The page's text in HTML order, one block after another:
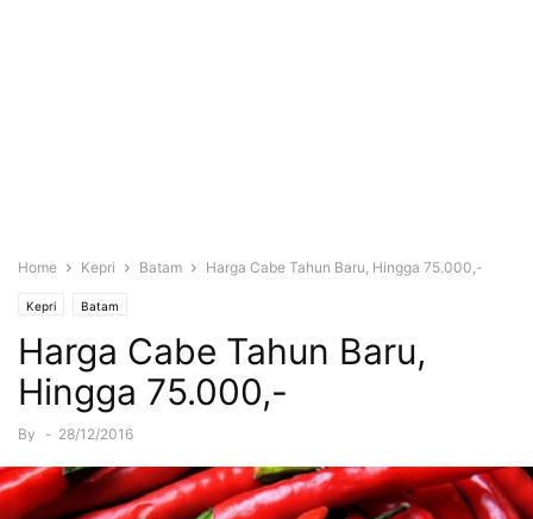
Home Kepri Batam Harga Cabe Tahun Baru, Hingga 75.000,-
Kepri Batam
Harga Cabe Tahun Baru,
Hingga 75.000,-
By - 28/12/2016